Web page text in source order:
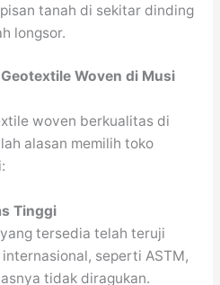
tanah di sekitar dinding
longsor.
Woven di Musi
woven berkualitas di
alasan memilih toko
Tinggi
tersedia telah teruji
seperti ASTM,
tidak diragukan.